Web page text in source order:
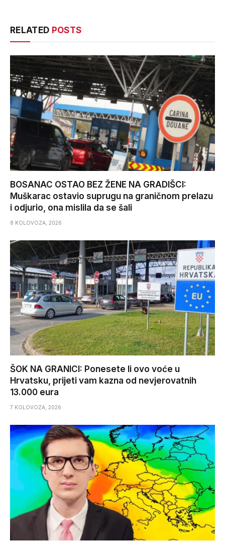
RELATED POSTS
BOSANAC OSTAO BEZ ŽENE NA GRADIŠCI:
Muškarac ostavio suprugu na graničnom prelazu
i odjurio, ona mislila da se šali
8 KOLOVOZA, 2026
ŠOK NA GRANICI: Ponesete li ovo voće u
Hrvatsku, prijeti vam kazna od nevjerovatnih
13.000 eura
7 KOLOVOZA, 2026